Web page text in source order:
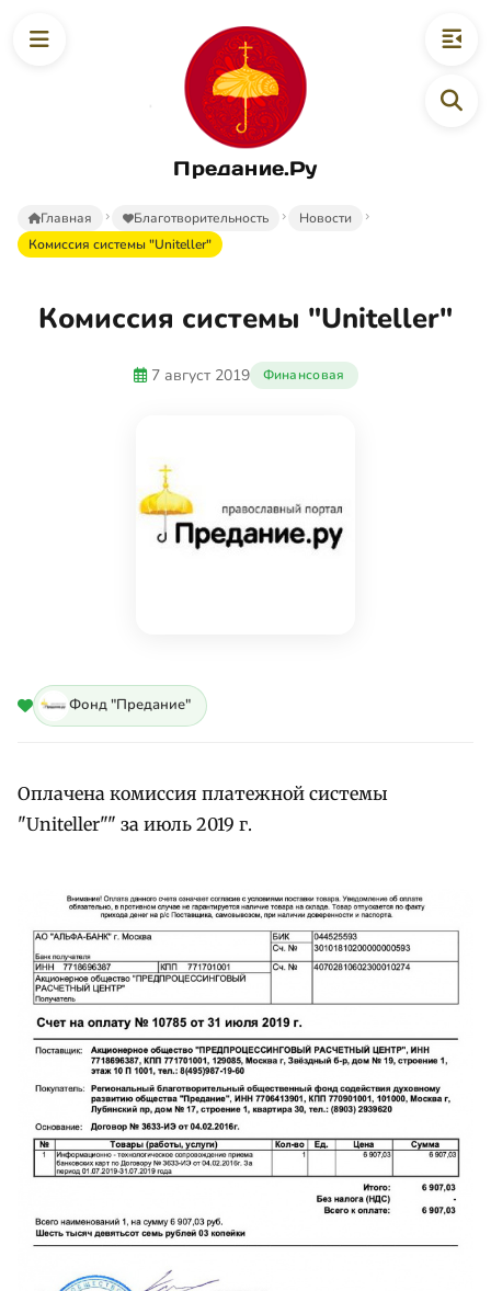
Предание.Ру
Главная Благотворительность
Новости
Комиссия системы "Uniteller"
Комиссия системы "Uniteller"
7 август 2019 Финансовая
Фонд "Предание"
Оплачена комиссия платежной системы
"Uniteller"" за июль 2019 г.